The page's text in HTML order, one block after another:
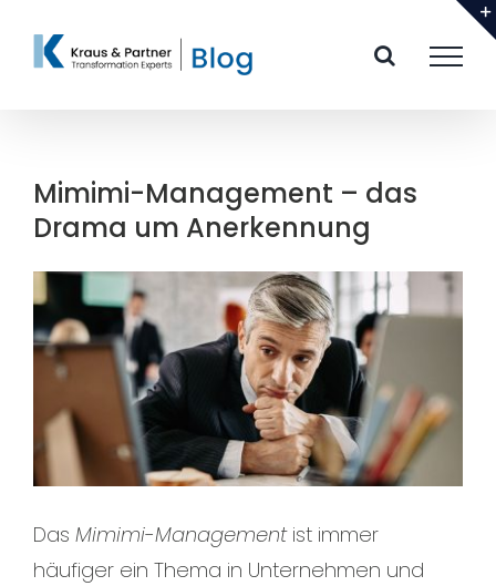
Inhalt
Mimimi-Management – das
Drama um Anerkennung
Das Mimimi-Managementist immer
häufiger ein Thema in Unternehmen und